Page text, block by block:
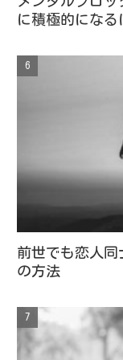
に積極的になる
前世でも恋人同
の方法